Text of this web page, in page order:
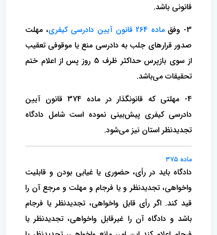
قانونی باشد.
3- وفق
ماده 264 قانون آیین دادرسی کیفری
، مهلت
صدور قرارهای جلب به دادرسی منع یا موقوفی تعقیب
از سوی بازپرس حداکثر ظرف 5 روز پس از اعلام ختم
تحقیقات می‌باشد.
4- مهلتی که قانونگذار در ماده 374 قانون آیین
دادرسی کیفری پیش‌بینی نموده است شامل دادگاه
تجدیدنظر استان نیز می‌شود.
ماده ۳۷۵
دادگاه باید در رأی، حضوری یا غیابی بودن و قابلیت
واخواهی، تجدیدنظر و یا فرجام و مهلت و مرجع آن را
قید کند. اگر رأی قابل واخواهی، تجدیدنظر یا فرجام
باشد و دادگاه آن را غیرقابل واخواهی، تجدیدنظر یا